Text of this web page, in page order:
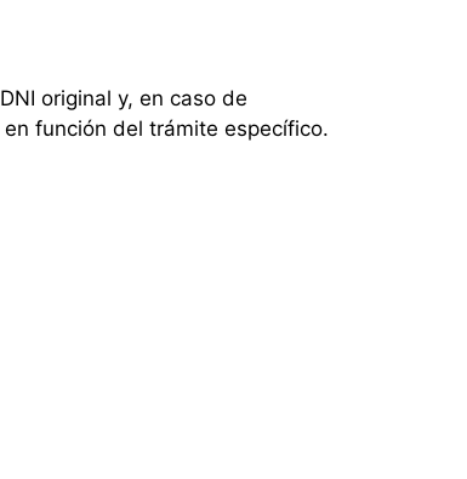
original y, en caso de
función del trámite específico.